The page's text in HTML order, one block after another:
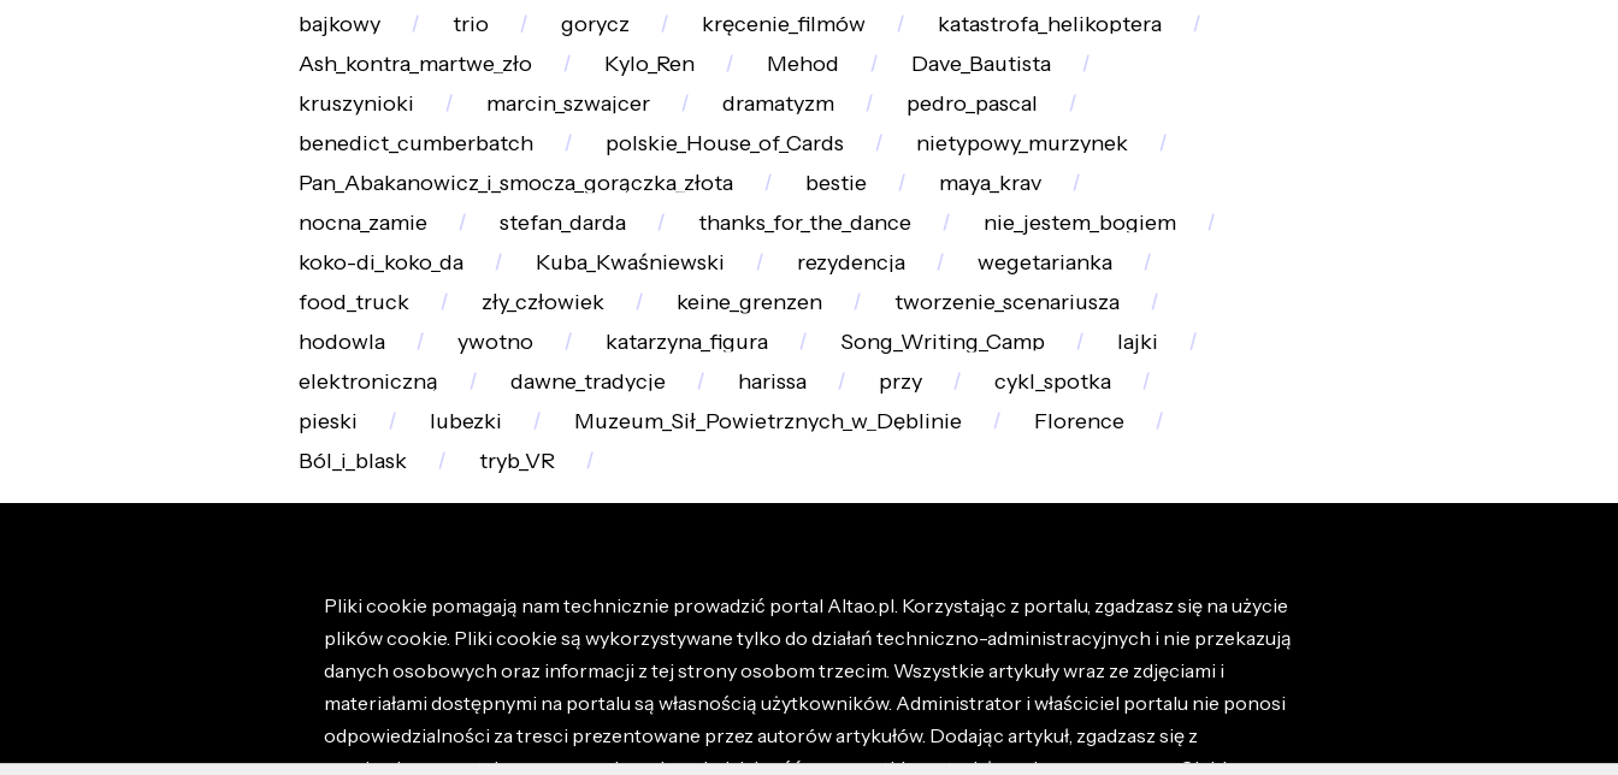
bajkowy
trio gorycz kręcenie_filmów
katastrofa_helikoptera
Ash_kontra_martwe_zło
Kylo_Ren Mehod
Dave_Bautista
kruszynioki
marcin_szwajcer dramatyzm
pedro_pascal
benedict_cumberbatch
polskie_House_of_Cards
nietypowy_murzynek
Pan_Abakanowicz_i_smocza_gorączka_złota
bestie
maya_krav
nocna_zamie
stefan_darda thanks_for_the_dance
nie_jestem_bogiem
koko-di_koko_da
Kuba_Kwaśniewski rezydencja
wegetarianka
food_truck
zły_człowiek keine_grenzen
tworzenie_scenariusza
hodowla
ywotno katarzyna_figura Song_Writing_Camp
lajki
elektroniczną
dawne_tradycje harissa przy
cykl_spotka
pieski
lubezki Muzeum_Sił_Powietrznych_w_Dęblinie
Florence
Ból_i_blask
tryb_VR
Pliki cookie pomagają nam technicznie prowadzić portal Altao.pl. Korzystając z portalu, zgadzasz się na użycie
plików cookie. Pliki cookie są wykorzystywane tylko do działań techniczno-administracyjnych i nie przekazują
danych osobowych oraz informacji z tej strony osobom trzecim. Wszystkie artykuły wraz ze zdjęciami i
materiałami dostępnymi na portalu są własnością użytkowników. Administrator i właściciel portalu nie ponosi
odpowiedzialności za tresci prezentowane przez autorów artykułów. Dodając artykuł, zgadzasz się z
regulaminem portalu oraz ponosisz odpowiedzialność za wszystkie materiały umieszczone przez Ciebie na